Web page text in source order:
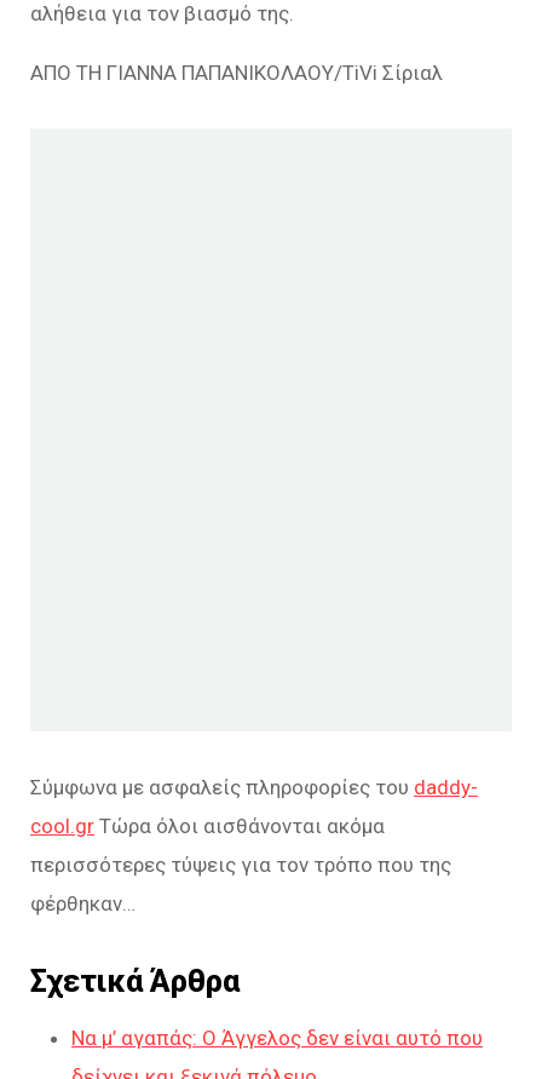
αλήθεια για τον βιασμό της.
ΑΠΟ ΤΗ ΓΙΑΝΝΑ ΠΑΠΑΝΙΚΟΛΑΟΥ/TiVi Σίριαλ
Σύμφωνα με ασφαλείς πληροφορίες του daddy-
cool.gr Τώρα όλοι αισθάνονται ακόμα
περισσότερες τύψεις για τον τρόπο που της
φέρθηκαν…
Σχετικά Άρθρα
Να μ’ αγαπάς: Ο Άγγελος δεν είναι αυτό που